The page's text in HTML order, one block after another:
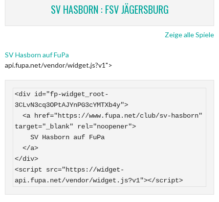
SV HASBORN : FSV JÄGERSBURG
Zeige alle Spiele
SV Hasborn auf FuPa
api.fupa.net/vendor/widget.js?v1">
<div id="fp-widget_root-
3CLvN3cq3OPtAJYnPG3cYMTXb4y">
target="_blank" rel="noopener">
</div>
<script src="https://widget-
api.fupa.net/vendor/widget.js?v1"></script>